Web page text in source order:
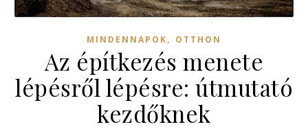
MINDENNAPOK, OTTHON
Az építkezés menete
lépésről lépésre: útmutató
kezdőknek